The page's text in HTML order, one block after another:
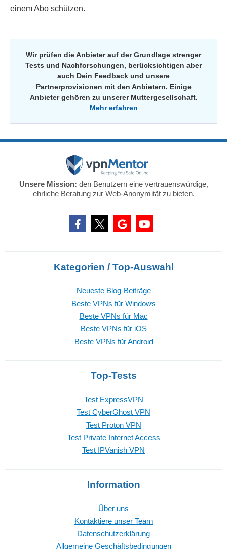
einem Abo schützen.
Wir prüfen die Anbieter auf der Grundlage strenger
Tests und Nachforschungen, berücksichtigen aber
auch Dein Feedback und unsere
Partnerprovisionen mit den Anbietern. Einige
Anbieter gehören zu unserer Muttergesellschaft.
Mehr erfahren
Unsere Mission: den Benutzern eine vertrauenswürdige,
ehrliche Beratung zur Web-Anonymität zu bieten.
Kategorien / Top-Auswahl
Neueste Blog-Beiträge
Beste VPNs für Windows
Beste VPNs für Mac
Beste VPNs für iOS
Beste VPNs für Android
Top-Tests
Test ExpressVPN
Test CyberGhost VPN
Test Proton VPN
Test Private Internet Access
Test IPVanish VPN
Information
Über uns
Kontaktiere unser Team
Datenschutzerklärung
Allgemeine Geschäftsbedingungen